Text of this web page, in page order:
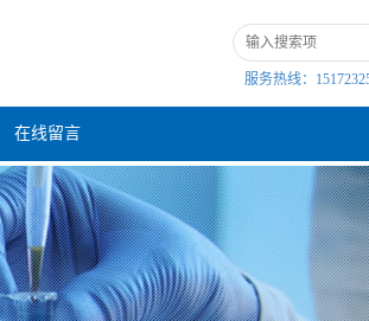
服务热线：
在线留言